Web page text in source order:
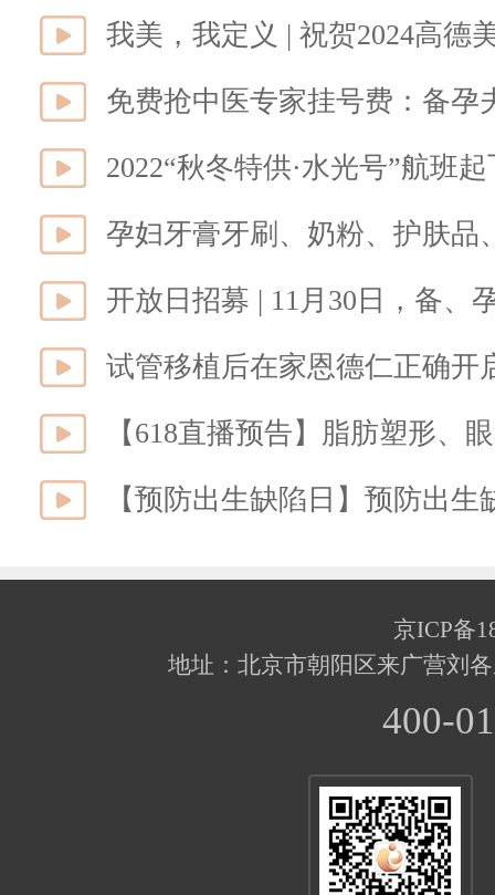
免费抢中医专家挂号费：备孕
2022“秋冬特供·水光号”航班
孕妇牙膏牙刷、奶粉、护肤品
开放日招募 | 11月30日，备、
试管移植后在家恩德仁正确开
【预防出生缺陷日】预防出
京ICP备
地址：北京市朝阳区来广营刘
400-